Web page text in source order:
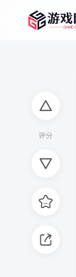
评分